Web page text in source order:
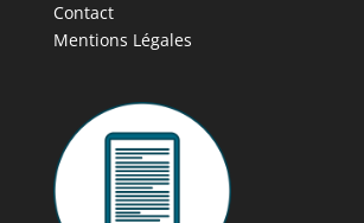
Contact
Mentions Légales